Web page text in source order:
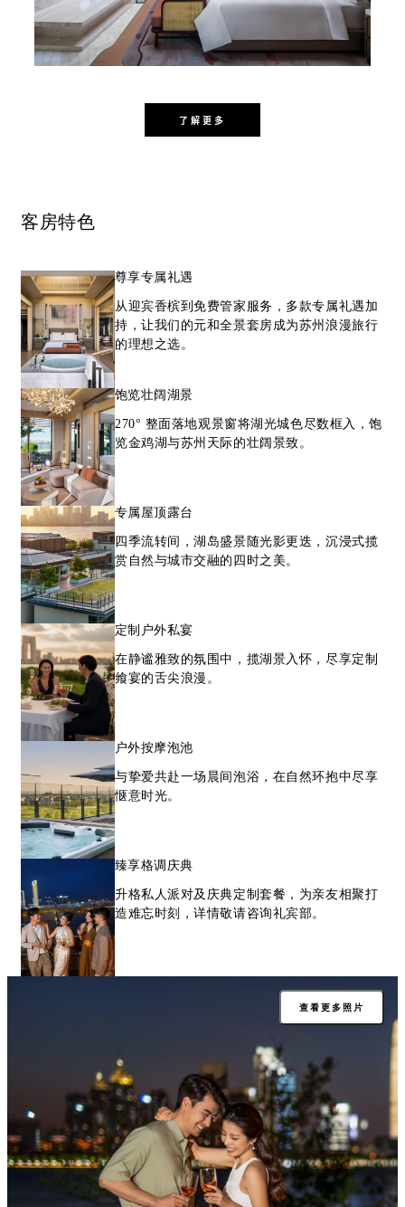
了解更多
客房特色
尊享专属礼遇
从迎宾香槟到免费管家服务，多款专属礼遇加
持，让我们的元和全景套房成为苏州浪漫旅行
的理想之选。
饱览壮阔湖景
270° 整面落地观景窗将湖光城色尽数框入，饱
览金鸡湖与苏州天际的壮阔景致。
专属屋顶露台
四季流转间，湖岛盛景随光影更迭，沉浸式揽
赏自然与城市交融的四时之美。
定制户外私宴
在静谧雅致的氛围中，揽湖景入怀，尽享定制
飨宴的舌尖浪漫。
户外按摩泡池
与挚爱共赴一场晨间泡浴，在自然环抱中尽享
惬意时光。
臻享格调庆典
升格私人派对及庆典定制套餐，为亲友相聚打
造难忘时刻，详情敬请咨询礼宾部。
查看更多照片